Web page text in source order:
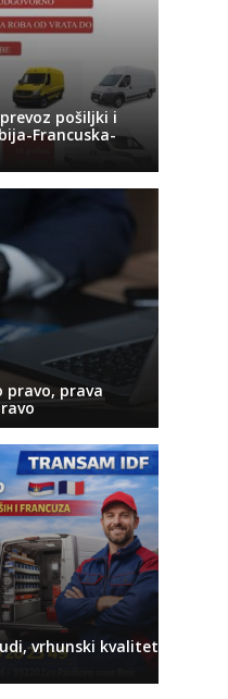
prevoz pošiljki i
Francuska-
pravo, prava
vrhunski kvalitet